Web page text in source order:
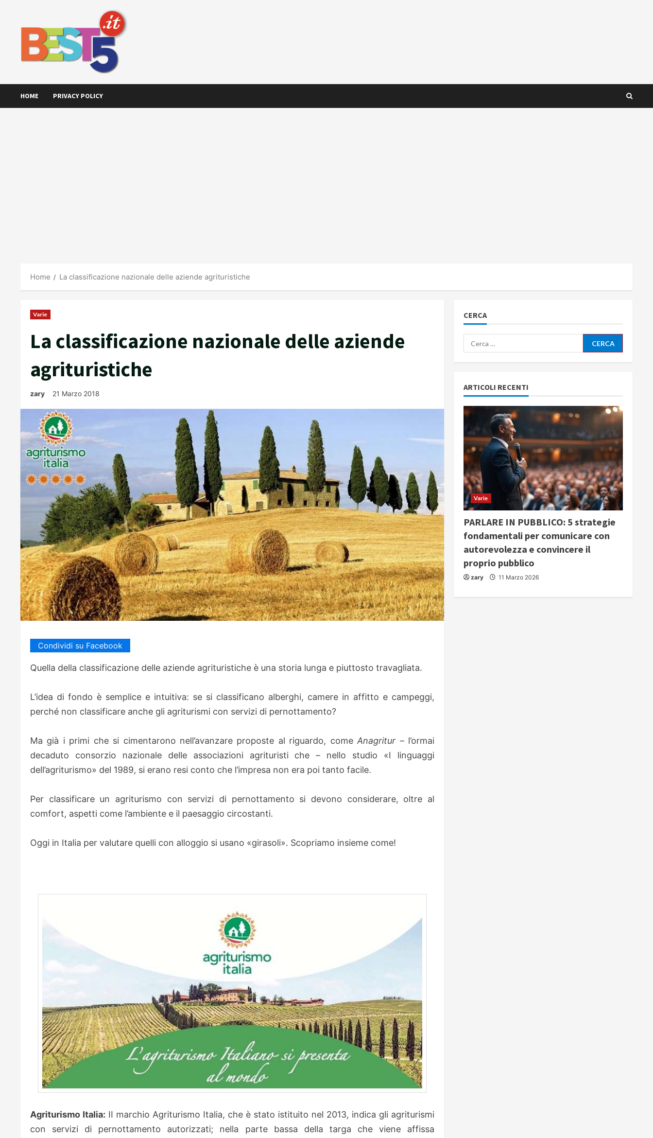
HOME PRIVACY POLICY
Home La classificazione nazionale delle aziende agrituristiche
Varie
La classificazione nazionale delle aziende
agrituristiche
zary 21 Marzo 2018
Condividi su Facebook
Quella della classificazione delle aziende agrituristiche è una storia lunga e piuttosto travagliata.
L’idea di fondo è semplice e intuitiva: se si classificano alberghi, camere in affitto e campeggi,
perché non classificare anche gli agriturismi con servizi di pernottamento?
Ma già i primi che si cimentarono nell’avanzare proposte al riguardo, comeAnagritur – l’ormai
decaduto consorzio nazionale delle associazioni agrituristi che – nello studio «I linguaggi
dell’agriturismo» del 1989, si erano resi conto che l’impresa non era poi tanto facile.
Per classificare un agriturismo con servizi di pernottamento si devono considerare, oltre al
comfort, aspetti come l’ambiente e il paesaggio circostanti.
Oggi in Italia per valutare quelli con alloggio si usano «girasoli». Scopriamo insieme come!
Agriturismo Italia: II marchio Agriturismo Italia, che è stato istituito nel 2013, indica gli agriturismi
con servizi di pernottamento autorizzati; nella parte bassa della targa che viene affissa
CERCA
Ricerca
per:
ARTICOLI RECENTI
Varie
PARLARE IN PUBBLICO: 5 strategie
fondamentali per comunicare con
autorevolezza e convincere il
proprio pubblico
zary 11 Marzo 2026